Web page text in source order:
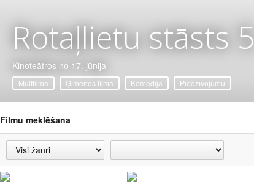
Rotaļlietu stāsts 5
Kinoteātros no 17. jūnija
Multfilma Ģimenes filma Komēdija Piedzīvojumu
Filmu meklēšana